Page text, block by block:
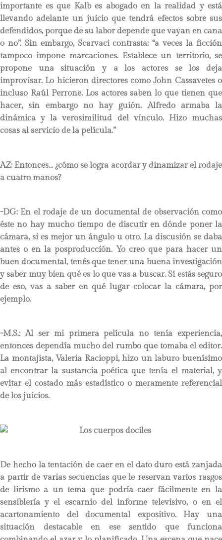
importante es que Kalb es abogado en la realidad y está
llevando adelante un juicio que tendrá efectos sobre sus
defendidos, porque de su labor depende que vayan en cana
o no”. Sin embargo, Scarvaci contrasta: “a veces la ficción
tampoco impone marcaciones. Establece un territorio, se
propone una situación y a los actores se los deja
improvisar. Lo hicieron directores como John Cassavetes o
incluso Raúl Perrone. Los actores saben lo que tienen que
hacer, sin embargo no hay guión. Alfredo armaba la
dinámica y la verosimilitud del vínculo. Hizo muchas
cosas al servicio de la película.”
AZ: Entonces… ¿cómo se logra acordar y dinamizar el rodaje
a cuatro manos?
-DG: En el rodaje de un documental de observación como
éste no hay mucho tiempo de discutir en dónde poner la
cámara, si es mejor un ángulo u otro. La discusión se daba
antes o en la posproducción. Yo creo que para hacer un
buen documental, tenés que tener una buena investigación
y saber muy bien qué es lo que vas a buscar. Si estás seguro
de eso, vas a saber en qué lugar colocar la cámara, por
ejemplo.
-M.S.: Al ser mi primera película no tenía experiencia,
entonces dependía mucho del rumbo que tomaba el editor.
La montajista, Valeria Racioppi, hizo un laburo buenísimo
al encontrar la sustancia poética que tenía el material, y
evitar el costado más estadístico o meramente referencial
de los juicios.
De hecho la tentación de caer en el dato duro está zanjada
a partir de varias secuencias que le reservan varios rasgos
de lirismo a un tema que podría caer fácilmente en la
sensiblería y el escarnio del informe televisivo, o en el
acartonamiento del documental expositivo. Hay una
situación destacable en ese sentido que funciona